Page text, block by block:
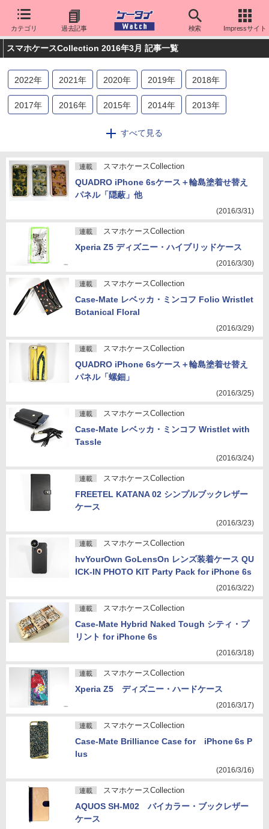
カテゴリ 過去記事 検索 Impressサイト
スマホケースCollection 2016年3月 記事一覧
2022年 2021年 2020年 2019年 2018年
2017年 2016年 2015年 2014年 2013年
すべて見る
連載 スマホケースCollection
QUADRO iPhone 6sケース＋輪島塗着せ替え
パネル「隠蔽」他
(2016/3/31)
連載 スマホケースCollection
Xperia Z5 ディズニー・ハイブリッドケース
(2016/3/30)
連載 スマホケースCollection
Case-Mate レベッカ・ミンコフ Folio Wristlet
Botanical Floral
(2016/3/29)
連載 スマホケースCollection
QUADRO iPhone 6sケース＋輪島塗着せ替え
パネル「螺鈿」
(2016/3/25)
連載 スマホケースCollection
Case-Mate レベッカ・ミンコフ Wristlet with
Tassle
(2016/3/24)
連載 スマホケースCollection
FREETEL KATANA 02 シンプルブックレザー
ケース
(2016/3/23)
連載 スマホケースCollection
hvYourOwn GoLensOn レンズ装着ケース QU
ICK-IN PHOTO KIT Party Pack for iPhone 6s
(2016/3/22)
連載 スマホケースCollection
Case-Mate Hybrid Naked Tough シティ・プ
リント for iPhone 6s
(2016/3/18)
連載 スマホケースCollection
Xperia Z5 ディズニー・ハードケース
(2016/3/17)
連載 スマホケースCollection
Case-Mate Brilliance Case for iPhone 6s P
lus
(2016/3/16)
連載 スマホケースCollection
AQUOS SH-M02 バイカラー・ブックレザー
ケース